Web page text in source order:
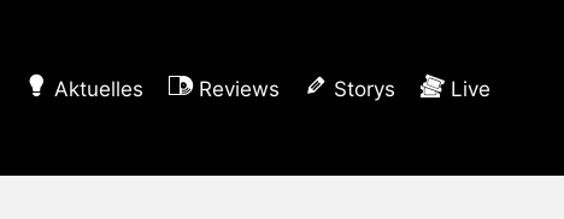
Aktuelles Reviews Storys Live